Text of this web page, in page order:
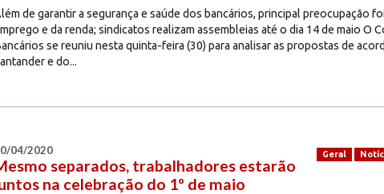
de garantir a segurança e saúde dos bancários, principal preocupação
e da renda; sindicatos realizam assembleias até o dia 14 de maio O
se reuniu nesta quinta-feira (30) para analisar as propostas de
e do...
Geral
04/2020
separados, trabalhadores estarão
na celebração do 1º de maio